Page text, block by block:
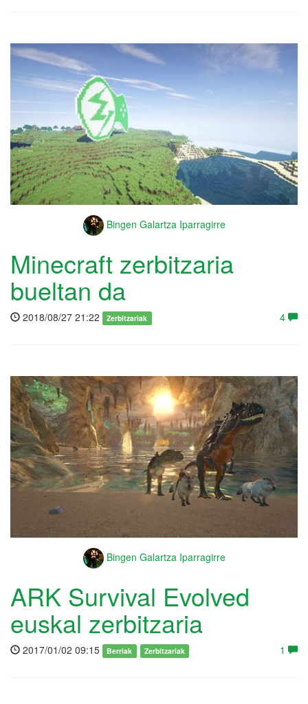
Bingen Galartza Iparragirre
Minecraft zerbitzaria
bueltan da
2018/08/27 21:22 Zerbitzariak 4
Bingen Galartza Iparragirre
ARK Survival Evolved
euskal zerbitzaria
2017/01/02 09:15 Berriak Zerbitzariak 1